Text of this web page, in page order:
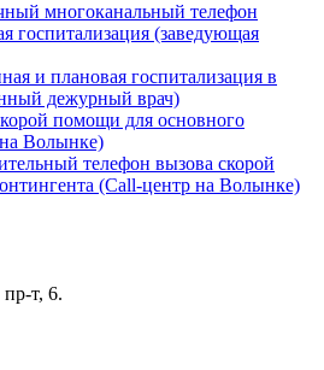
многоканальный телефон
госпитализация (заведующая
и плановая госпитализация в
дежурный врач)
помощи для основного
Волынке)
телефон вызова скорой
(Call-центр на Волынке)
т, 6.